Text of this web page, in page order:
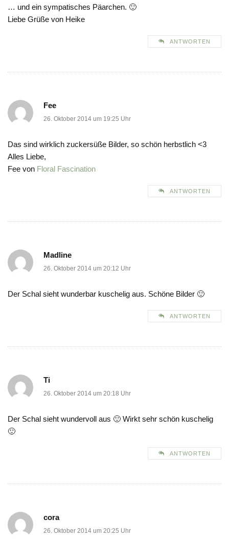
… und ein sympatisches Päarchen. 🙂
Liebe Grüße von Heike
ANTWORTEN
Fee
26. Oktober 2014 um 19:25 Uhr
Das sind wirklich zuckersüße Bilder, so schön herbstlich <3
Alles Liebe,
Fee von Floral Fascination
ANTWORTEN
Madline
26. Oktober 2014 um 20:12 Uhr
Der Schal sieht wunderbar kuschelig aus. Schöne Bilder 🙂
ANTWORTEN
Ti
26. Oktober 2014 um 20:18 Uhr
Der Schal sieht wundervoll aus 🙂 Wirkt sehr schön kuschelig
🙂
ANTWORTEN
cora
26. Oktober 2014 um 20:25 Uhr